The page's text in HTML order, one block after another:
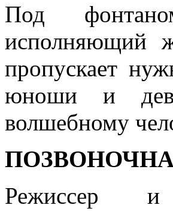
Под
исполняющий
пропускает
юноши и
волшебному
Режиссер и